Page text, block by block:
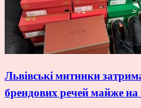
Львівські митники
брендових речей майже